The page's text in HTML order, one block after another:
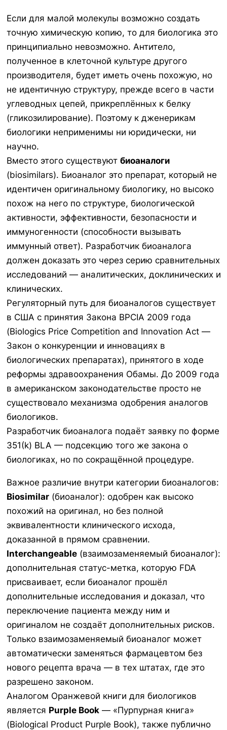
Если для малой молекулы возможно создать
точную химическую копию, то для биологика это
принципиально невозможно. Антитело,
полученное в клеточной культуре другого
производителя, будет иметь очень похожую, но
не идентичную структуру, прежде всего в части
углеводных цепей, прикреплённых к белку
(гликозилирование). Поэтому к дженерикам
биологики неприменимы ни юридически, ни
научно.
Вместо этого существуют биоаналоги
(biosimilars). Биоаналог это препарат, который не
идентичен оригинальному биологику, но высоко
похож на него по структуре, биологической
активности, эффективности, безопасности и
иммуногенности (способности вызывать
иммунный ответ). Разработчик биоаналога
должен доказать это через серию сравнительных
исследований — аналитических, доклинических и
клинических.
Регуляторный путь для биоаналогов существует
в США с принятия Закона BPCIA 2009 года
(Biologics Price Competition and Innovation Act —
Закон о конкуренции и инновациях в
биологических препаратах), принятого в ходе
реформы здравоохранения Обамы. До 2009 года
в американском законодательстве просто не
существовало механизма одобрения аналогов
биологиков.
Разработчик биоаналога подаёт заявку по форме
351(k) BLA — подсекцию того же закона о
биологиках, но по сокращённой процедуре.
Важное различие внутри категории биоаналогов:
Biosimilar (биоаналог): одобрен как высоко
похожий на оригинал, но без полной
эквивалентности клинического исхода,
доказанной в прямом сравнении.
Interchangeable (взаимозаменяемый биоаналог):
дополнительная статус-метка, которую FDA
присваивает, если биоаналог прошёл
дополнительные исследования и доказал, что
переключение пациента между ним и
оригиналом не создаёт дополнительных рисков.
Только взаимозаменяемый биоаналог может
автоматически заменяться фармацевтом без
нового рецепта врача — в тех штатах, где это
разрешено законом.
Аналогом Оранжевой книги для биологиков
является Purple Book — «Пурпурная книга»
(Biological Product Purple Book), также публично